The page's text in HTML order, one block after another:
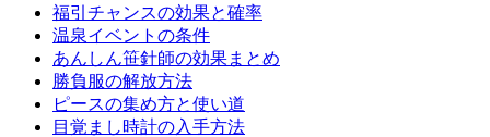
福引チャンスの効果と確率
温泉イベントの条件
あんしん笹針師の効果まとめ
勝負服の解放方法
ピースの集め方と使い道
目覚まし時計の入手方法